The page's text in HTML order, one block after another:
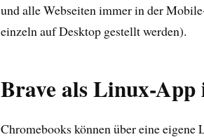
und alle Webseiten immer in der
einzeln auf Desktop gestellt werden).
Brave als Linux-
Chromebooks können über eine